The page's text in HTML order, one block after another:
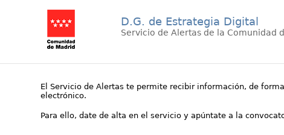
D.G. de Estrategia Digital
Servicio de Alertas de la Comunidad
El Servicio de Alertas te permite recibir información, de
electrónico.
Para ello, date de alta en el servicio y apúntate a la